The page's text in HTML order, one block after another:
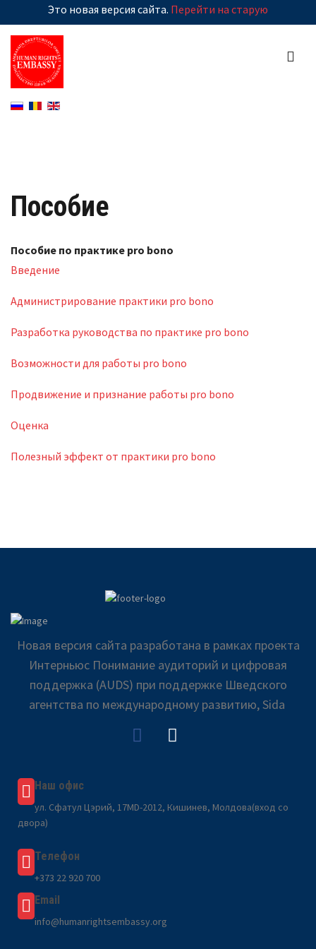
Это новая версия сайта. Перейти на старую
Пособие
Пособие по практике pro bono
Введение
Администрирование практики pro bono
Разработка руководства по практике pro bono
Возможности для работы pro bono
Продвижение и признание работы pro bono
Оценка
Полезный эффект от практики pro bono
Новая версия сайта разработана в рамках проекта
Интерньюс Понимание аудиторий и цифровая
поддержка (AUDS) при поддержке Шведского
агентства по международному развитию, Sida
Наш офис
ул. Сфатул Цэрий, 17MD-2012, Кишинев, Молдова(вход со
двора)
Телефон
+373 22 920 700
Email
info@humanrightsembassy.org